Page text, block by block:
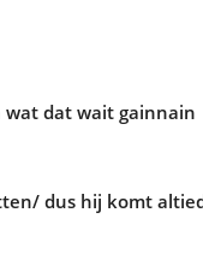
wat dat wait gainnain
dus hij komt